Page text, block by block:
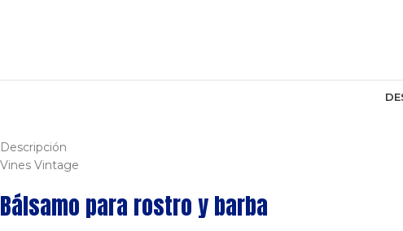
Descripción
Vines Vintage
Bálsamo para rostro y barba